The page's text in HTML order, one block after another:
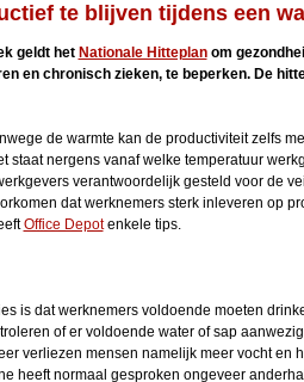
te blijven tijdens een
geldt het Nationale Hitteplanom
en chronisch zieken, te beperken. De
de warmte kan de productiviteit zelfs
staat nergens vanaf welke temperatuur
verantwoordelijk gesteld voor de
dat werknemers sterk inleveren op
Office Depotenkele tips.
is dat werknemers voldoende moeten
of er voldoende water of sap
verliezen mensen namelijk meer vocht en
heeft normaal gesproken ongeveer